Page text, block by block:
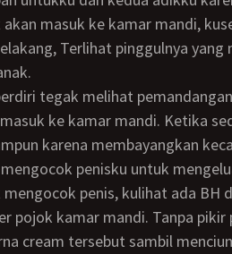
masuk ke kamar mandi,
Terlihat pinggulnya yang
ke kamar mandi. Ketika
karena membayangkan
penisku untuk
pojok kamar mandi. Tanpa pikir
cream tersebut sambil